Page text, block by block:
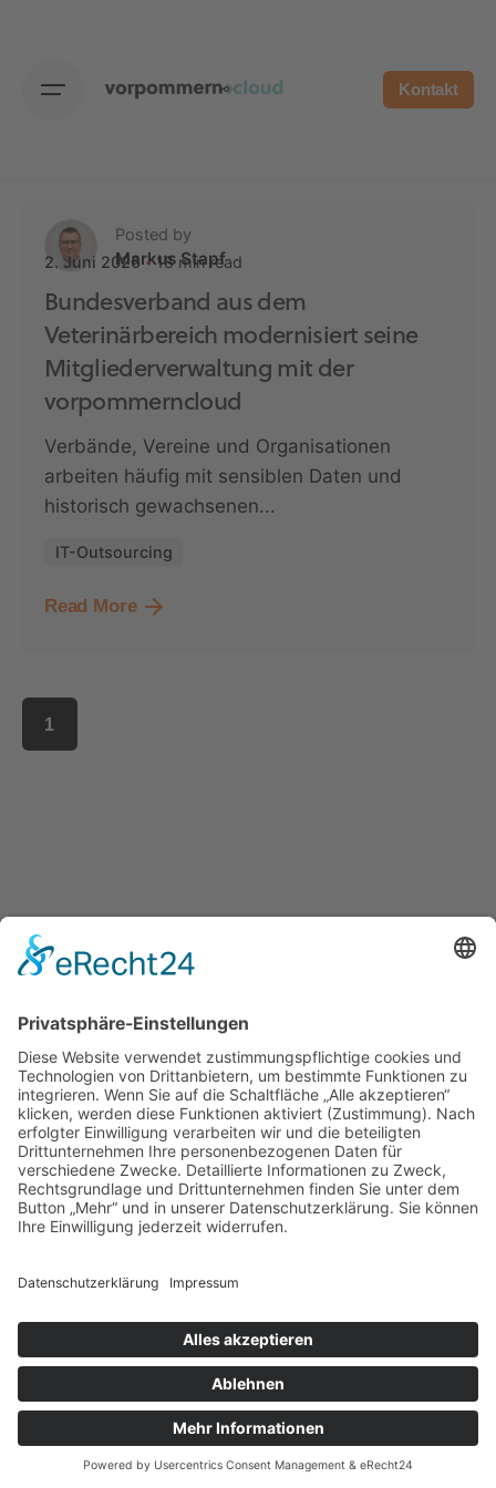
Kontakt
Posted by
Markus Stapf
2. Juni 2026 18 min read
Bundesverband aus dem
Veterinärbereich modernisiert seine
Mitgliederverwaltung mit der
vorpommerncloud
Verbände, Vereine und Organisationen
arbeiten häufig mit sensiblen Daten und
historisch gewachsenen...
IT-Outsourcing
Read More
1
vorpommerncloud ist eine Marke der:
msisdesign. GmbH & Co. KGAlte Dorfstraße 19 a
17392 BoldekowDeutschland
Jetzt mehr erfahren:
Wir bieten flexible, sichere und zukunftsfähige IT-